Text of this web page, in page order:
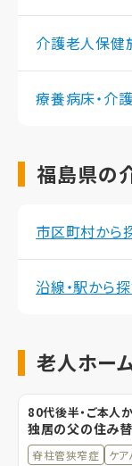
介護老人保健
療養病床・介
福島県の
市区町村から
沿線・駅から
老人ホー
80代後半・ご本人
独居の父の住み
脊柱管狭窄症 ケア